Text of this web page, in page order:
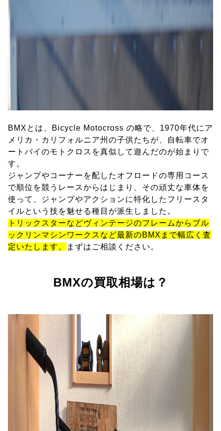
BMXとは、Bicycle Motocross の略で、1970年代にア
メリカ・カリフォルニア州の子供たちが、自転車でオ
ートバイのモトクロスを真似して遊んだのが始まりで
す。
ジャンプやコーナーを配したオフロードの専用コース
で順位を競うレースからはじまり、その頑丈な車体を
使って、ジャンプやアクションに特化したフリースタ
イルという技を魅せる種目が派生しました。
トリックスターなどヴィンテージのフレームからブル
ックリンマシンワークスなど最新のBMXまで幅広く査
定いたします。
まずはご相談ください。
BMXの買取相場は？